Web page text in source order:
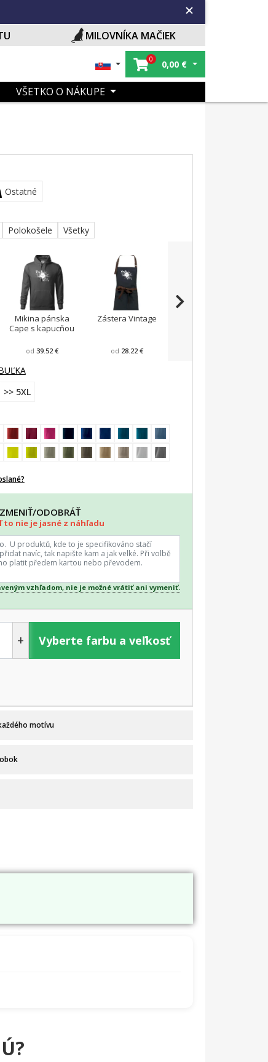
MILOVNÍKA MAČIEK
0 0,00 €
VŠETKO O NÁKUPE
Ostatné
Polokošele Všetky
Mikina pánska
Cape s kapucňou
od 39.52 €
Zástera Vintage
od 28.22 €
>> 5XL
ODOBRÁŤ
to nie je jasné z náhľadu
vzhľadom, nie je možné vrátiť ani vymeniť.
+ Vyberte farbu a veľkosť
motívu